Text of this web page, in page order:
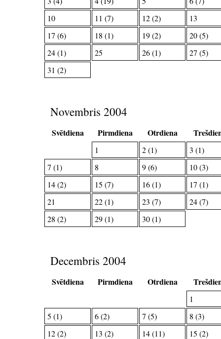
10
11 (7) 12 (2)
13
17 (6)
18 (1) 19 (2)
20 (5)
24 (1)
25 26 (1)
27 (5)
31 (2)
Novembris 2004
Svētdiena Pirmdiena Otrdiena
1 2 (1)
3 (1)
7 (1)
8 9 (6)
10 (3)
14 (2)
15 (7) 16 (1)
17 (1)
21
22 (1) 23 (7)
24 (7)
28 (2)
29 (1) 30 (1)
Decembris 2004
Svētdiena Pirmdiena Otrdiena
1
5 (1)
6 (2) 7 (5)
8 (3)
12 (2)
13 (2) 14 (11)
15 (2)